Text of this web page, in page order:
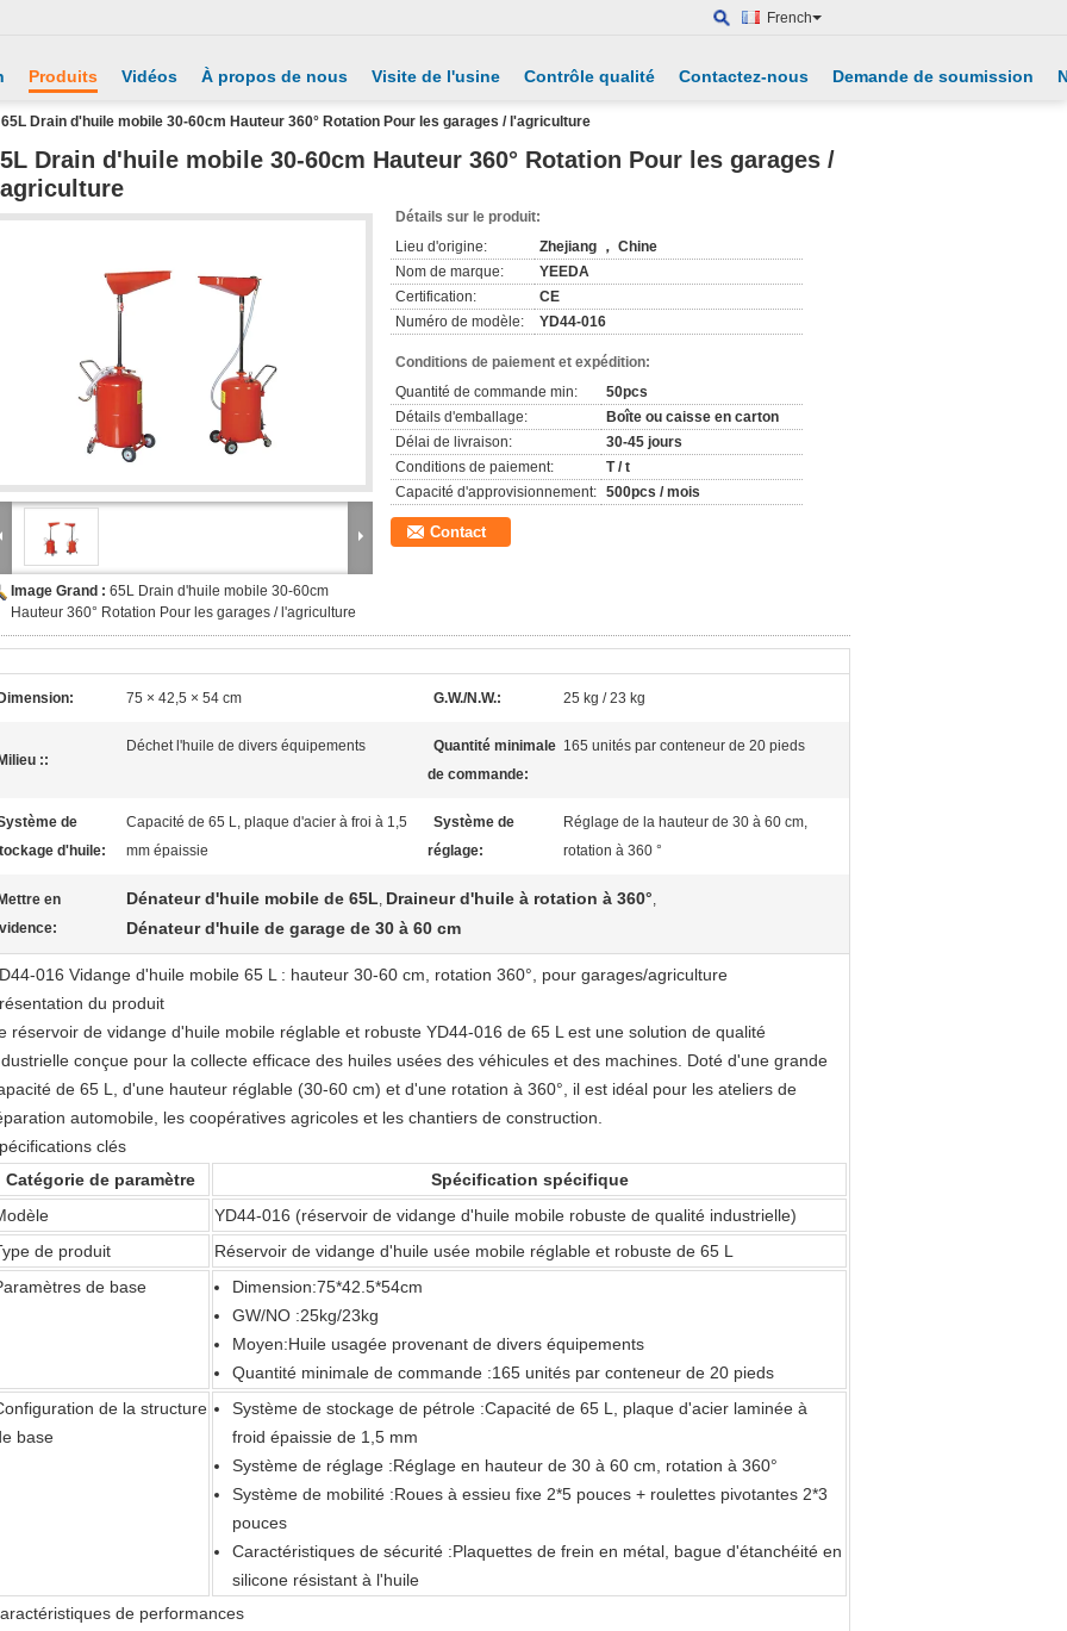
French
Produits Vidéos À propos de nous Visite de l'usine Contrôle qualité Contactez-nous Demande de soumission
65L Drain d'huile mobile 30-60cm Hauteur 360° Rotation Pour les garages / l'agriculture
Drain d'huile mobile 30-60cm Hauteur 360° Rotation Pour les garages /
Image Grand : 65L Drain d'huile mobile 30-60cm
Hauteur 360° Rotation Pour les garages / l'agriculture
Détails sur le produit:
Lieu d'origine:
Zhejiang ， Chine
Nom de marque:
YEEDA
Certification:
CE
Numéro de modèle:
YD44-016
Conditions de paiement et expédition:
Quantité de commande min:
50pcs
Détails d'emballage:
Boîte ou caisse en carton
Délai de livraison:
30-45 jours
Conditions de paiement:
T / t
Capacité d'approvisionnement: 500pcs / mois
Contact
75 × 42,5 × 54 cm G.W./N.W.: 25 kg / 23 kg
::
Déchet l'huile de divers équipements
Quantité minimale
de commande:
165 unités par conteneur de 20 pieds
de
d'huile:
Capacité de 65 L, plaque d'acier à froi à 1,5
mm épaissie
Système de
réglage:
Réglage de la hauteur de 30 à 60 cm,
rotation à 360 °
en
Dénateur d'huile mobile de 65L, Draineur d'huile à rotation à 360°,
Dénateur d'huile de garage de 30 à 60 cm
016 Vidange d'huile mobile 65 L : hauteur 30-60 cm, rotation 360°, pour garages/agriculture
du produit
réservoir de vidange d'huile mobile réglable et robuste YD44-016 de 65 L est une solution de qualité
conçue pour la collecte efficace des huiles usées des véhicules et des machines. Doté d'une grande
de 65 L, d'une hauteur réglable (30-60 cm) et d'une rotation à 360°, il est idéal pour les ateliers de
automobile, les coopératives agricoles et les chantiers de construction.
clés
Catégorie de paramètre
Spécification spécifique
YD44-016 (réservoir de vidange d'huile mobile robuste de qualité industrielle)
de produit
Réservoir de vidange d'huile usée mobile réglable et robuste de 65 L
de base
Dimension:75*42.5*54cm
GW/NO :25kg/23kg
Moyen:Huile usagée provenant de divers équipements
Quantité minimale de commande :165 unités par conteneur de 20 pieds
de la structure
base
Système de stockage de pétrole :Capacité de 65 L, plaque d'acier laminée à
froid épaissie de 1,5 mm
Système de réglage :Réglage en hauteur de 30 à 60 cm, rotation à 360°
Système de mobilité :Roues à essieu fixe 2*5 pouces + roulettes pivotantes 2*3
pouces
Caractéristiques de sécurité :Plaquettes de frein en métal, bague d'étanchéité en
silicone résistant à l'huile
de performances